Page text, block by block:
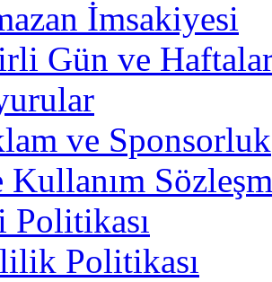
İmsakiyesi
Gün ve
ve Sponsorluk
Kullanım
Politikası
Politikası